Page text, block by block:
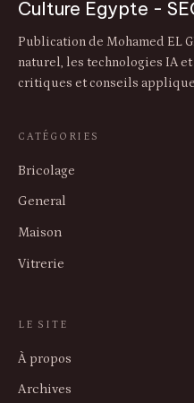
Culture Egypte -
Publication de Mohamed EL
naturel, les technologies IA
critiques et conseils
CATÉGORIES
Bricolage
General
Maison
Vitrerie
LE SITE
À propos
Archives